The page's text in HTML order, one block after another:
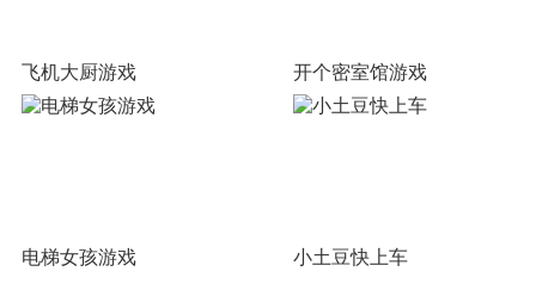
飞机大厨游戏 开个密室馆游戏
电梯女孩游戏 小土豆快上车